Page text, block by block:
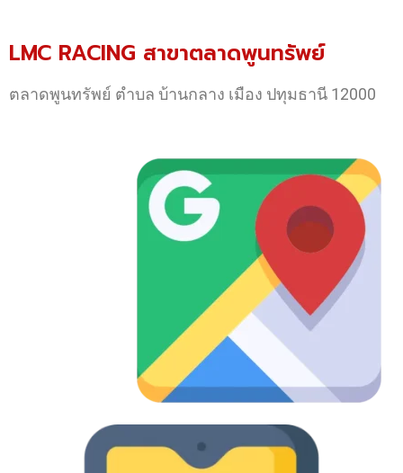
LMC RACING สาขาตลาดพูนทรัพย์
ตลาดพูนทรัพย์ ตำบล บ้านกลาง เมือง ปทุมธานี 12000